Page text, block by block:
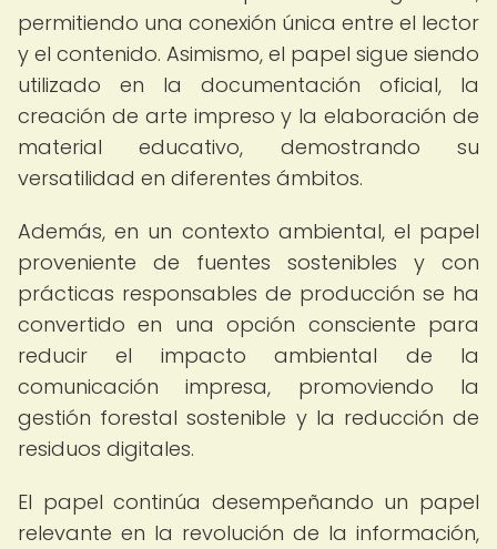
permitiendo una conexión única entre el lector
y el contenido. Asimismo, el papel sigue siendo
utilizado en la documentación oficial, la
creación de arte impreso y la elaboración de
material educativo, demostrando su
versatilidad en diferentes ámbitos.
Además, en un contexto ambiental, el papel
proveniente de fuentes sostenibles y con
prácticas responsables de producción se ha
convertido en una opción consciente para
reducir el impacto ambiental de la
comunicación impresa, promoviendo la
gestión forestal sostenible y la reducción de
residuos digitales.
El papel continúa desempeñando un papel
relevante en la revolución de la información,